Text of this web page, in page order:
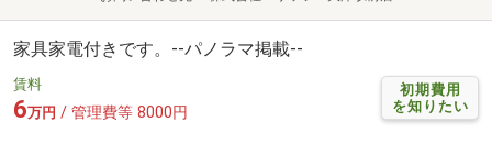
家具家電付きです。--パノラマ掲載--
初期費用
を知りたい
賃料
6万円 / 管理費等 8000円